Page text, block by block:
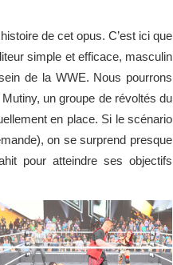
de cet opus. C’est ici que
simple et efficace, masculin
de la WWE. Nous pourrons
un groupe de révoltés du
en place. Si le scénario
on se surprend presque
pour atteindre ses objectifs